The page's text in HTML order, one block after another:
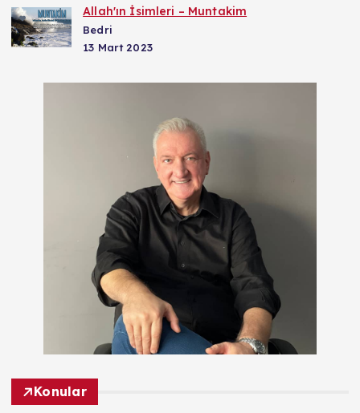
Allah'ın İsimleri – Muntakim
Bedri
13 Mart 2023
Konular